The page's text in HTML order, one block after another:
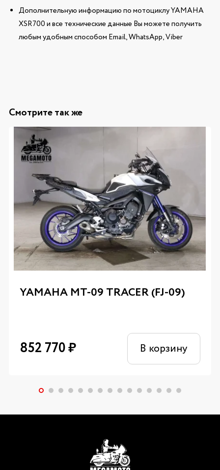
Дополнительную информацию по мотоциклу YAMAHA
XSR700 и все технические данные Вы можете получить
любым удобным способом Email, WhatsApp, Viber
Смотрите так же
YAMAHA MT-09 TRACER (FJ-09)
852 770₽ В корзину